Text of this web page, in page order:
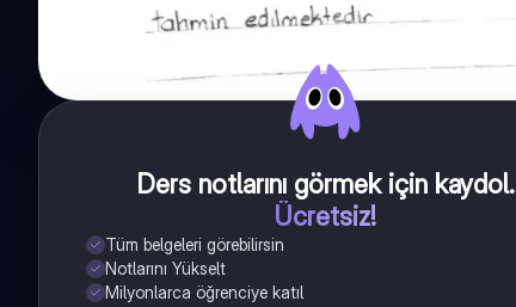
Ders notlarını görmek için kaydol.
Ücretsiz!
Tüm belgeleri görebilirsin
Notlarını Yükselt
Milyonlarca öğrenciye katıl